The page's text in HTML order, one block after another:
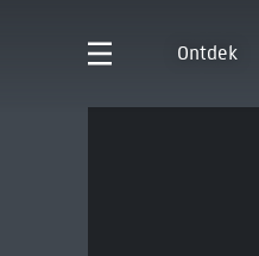
Ontdek